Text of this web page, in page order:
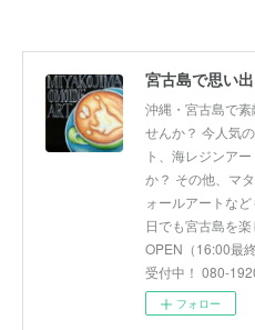
沖縄・宮古島で
せんか？ 今人気
ト、海レジンア
か？ その他、マ
ォールアートな
日でも宮古島を
OPEN（16:00最
受付中！ 080-
フォロー